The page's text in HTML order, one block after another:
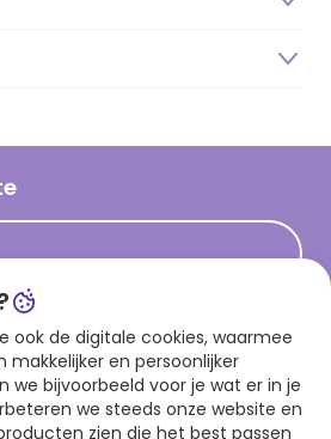
Aanmelden
ook de digitale cookies, waarmee
makkelijker en persoonlijker
we bijvoorbeeld voor je wat er in je
we steeds onze website en
zien die het best passen